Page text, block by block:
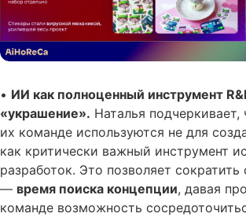
• ИИ как полноценный инструмент
«украшение». Наталья подчеркивает,
их команде используются не для
как критически важный инструмент
разработок. Это позволяет
— время поиска концепции, давая
команде возможность